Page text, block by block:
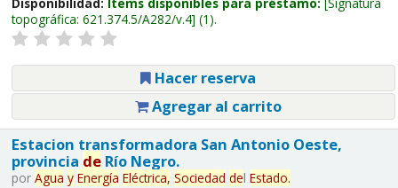
topográfica: 621.374.5/A282/v.4 (1).
Hacer reserva
Agregar al carrito
Estacion transformadora San Antonio Oeste,
provincia deRío Negro.
por Agua y Energía Eléctrica, Sociedad del Estado.